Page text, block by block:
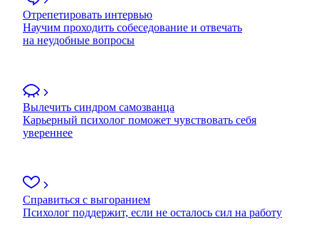
Отрепетировать интервью
Научим проходить собеседование и отвечать
на неудобные вопросы
Вылечить синдром самозванца
Карьерный психолог поможет чувствовать себя
увереннее
Справиться с выгоранием
Психолог поддержит, если не осталось сил на работу